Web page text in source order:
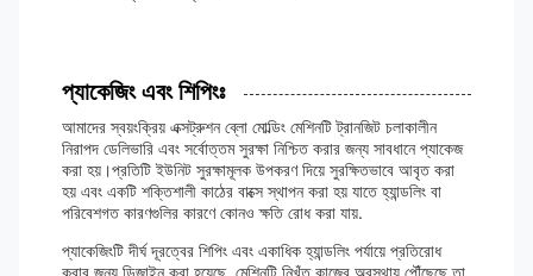
প্যাকেজিং এবং শিপিংঃ
আমাদের স্বয়ংক্রিয় এক্সট্রুশন ব্লো মোল্ডিং মেশিনটি ট্রানজিট চলাকালীন
নিরাপদ ডেলিভারি এবং সর্বোত্তম সুরক্ষা নিশ্চিত করার জন্য সাবধানে প্যাকেজ
করা হয়।প্রতিটি ইউনিট সুরক্ষামূলক উপকরণ দিয়ে সুরক্ষিতভাবে আবৃত করা
হয় এবং একটি শক্তিশালী কাঠের বাক্সে স্থাপন করা হয় যাতে হ্যান্ডলিং বা
পরিবেশগত কারণগুলির কারণে কোনও ক্ষতি রোধ করা যায়.
প্যাকেজিংটি দীর্ঘ দূরত্বের শিপিং এবং একাধিক হ্যান্ডলিং পর্যায়ে প্রতিরোধ
করার জন্য ডিজাইন করা হয়েছে, মেশিনটি নিখুঁত কাজের অবস্থায় পৌঁছেছে তা